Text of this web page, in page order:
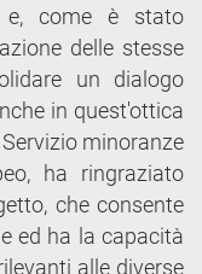
e, come è stato
delle stesse
un dialogo
in quest'ottica
minoranze
ha ringraziato
che consente
ed ha la capacità
alle diverse